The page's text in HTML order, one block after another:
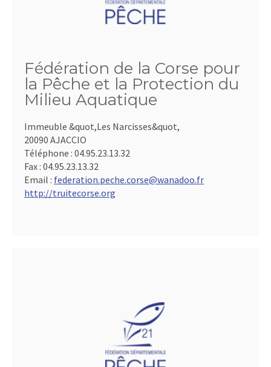
Fédération de la Corse pour
la Pêche et la Protection du
Milieu Aquatique
Immeuble &quot,Les Narcisses&quot,
20090 AJACCIO
Téléphone : 04.95.23.13.32
Fax : 04.95.23.13.32
Email : federation.peche.corse@wanadoo.fr
http://truitecorse.org